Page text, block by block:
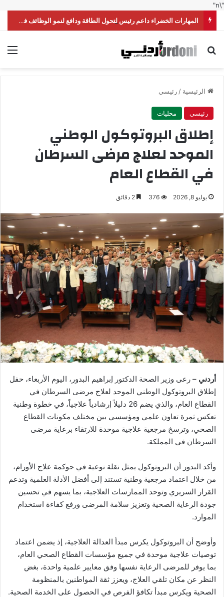
"\n"
المهارات الخضراء داعم رئيس لتحول الطاقة ودافع لنمو الوظائف في الأردن
بحث عن
الرئيسية /رئيسي
رئيسي محليات
إطلاق البروتوكول الوطني
الموحد لعلاج مرضى السرطان
في القطاع العام
يوليو 8, 2026 376
أردني – رعى وزير الصحة الدكتور إبراهيم البدور، اليوم الأربعاء، حفل
إطلاق البروتوكول الوطني الموحد لعلاج مرضى السرطان في
القطاع العام، والذي يضم 26 دليلاً إرشادياً علاجياً، في خطوة وطنية
تعكس ثمرة تعاون علمي ومؤسسي بين مختلف مكونات القطاع
الصحي، وترسخ مرجعية علاجية موحدة للارتقاء برعاية مرضى
السرطان في المملكة.
وأكد البدور أن البروتوكول يمثل نقلة نوعية في حوكمة علاج الأورام،
من خلال اعتماد مرجعية وطنية تستند إلى أفضل الأدلة العلمية وتدعم
القرار السريري وتوحد الممارسات العلاجية، بما يسهم في تحسين
جودة الرعاية الصحية وتعزيز سلامة المرضى ورفع كفاءة استخدام
الموارد.
وأوضح أن البروتوكول يكرس مبدأ العدالة العلاجية، إذ يضمن اعتماد
توصيات علاجية موحدة في جميع مؤسسات القطاع الصحي العام،
بما يوفر للمرضى الرعاية نفسها وفق معايير علمية واحدة، بغض
النظر عن مكان تلقي العلاج، ويعزز ثقة المواطنين بالمنظومة
الصحية ويكرس مبدأ تكافؤ الفرص في الحصول على الخدمة الصحية.